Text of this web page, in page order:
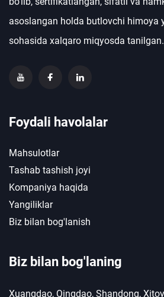
asoslangan holda butlovchi himoya
sohasida xalqaro miqyosda tanilgan.
Foydali havolalar
Mahsulotlar
Tashab tashish joyi
Kompaniya haqida
Yangiliklar
Biz bilan bog'lanish
Biz bilan bog'laning
Xuangdao, Qingdao, Shandong, Xitoy